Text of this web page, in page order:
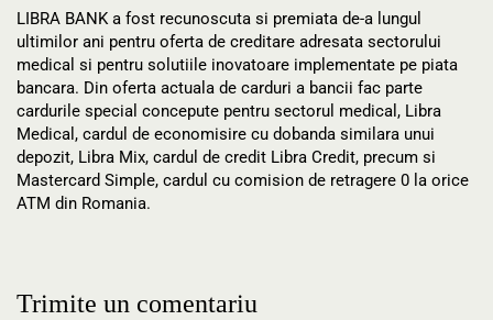
LIBRA BANK a fost recunoscuta si premiata de-a lungul
ultimilor ani pentru oferta de creditare adresata sectorului
medical si pentru solutiile inovatoare implementate pe piata
bancara. Din oferta actuala de carduri a bancii fac parte
cardurile special concepute pentru sectorul medical, Libra
Medical, cardul de economisire cu dobanda similara unui
depozit, Libra Mix, cardul de credit Libra Credit, precum si
Mastercard Simple, cardul cu comision de retragere 0 la orice
ATM din Romania.
Trimite un comentariu